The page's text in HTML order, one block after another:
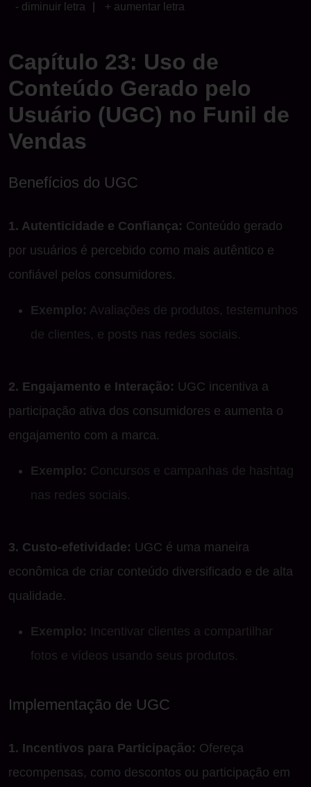
- diminuir letra + aumentar letra
Capítulo 23: Uso de
Conteúdo Gerado pelo
Usuário (UGC) no Funil de
Vendas
Benefícios do UGC
1. Autenticidade e Confiança: Conteúdo gerado
por usuários é percebido como mais autêntico e
confiável pelos consumidores.
Exemplo: Avaliações de produtos, testemunhos
de clientes, e posts nas redes sociais.
2. Engajamento e Interação: UGC incentiva a
participação ativa dos consumidores e aumenta o
engajamento com a marca.
Exemplo: Concursos e campanhas de hashtag
nas redes sociais.
3. Custo-efetividade: UGC é uma maneira
econômica de criar conteúdo diversificado e de alta
qualidade.
Exemplo: Incentivar clientes a compartilhar
fotos e vídeos usando seus produtos.
Implementação de UGC
1. Incentivos para Participação: Ofereça
recompensas, como descontos ou participação em